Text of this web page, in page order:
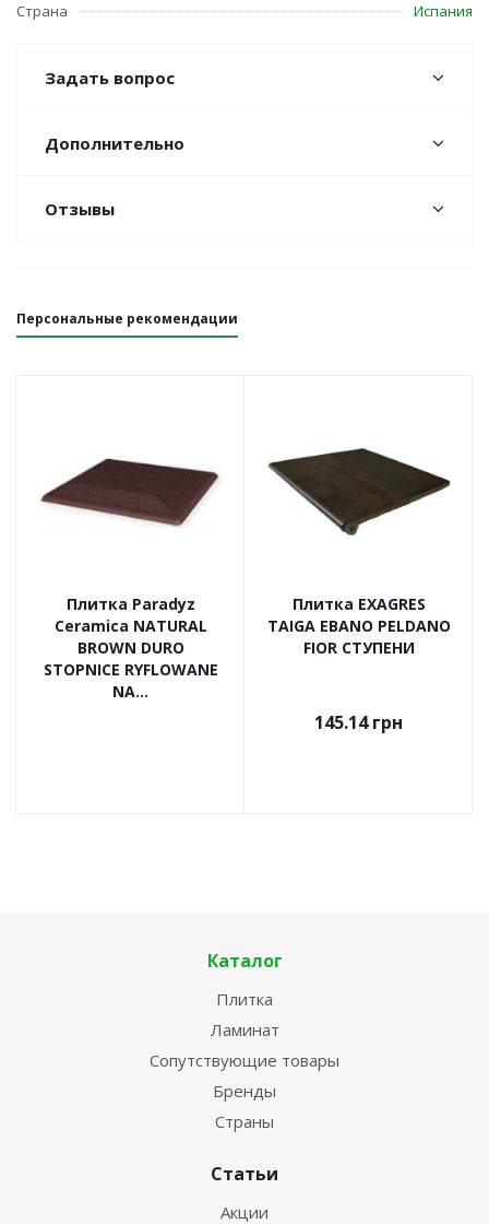
Страна
Испания
Задать вопрос
Дополнительно
Отзывы
Персональные рекомендации
Плитка Paradyz
Ceramica NATURAL
BROWN DURO
STOPNICE RYFLOWANE
NA...
Плитка EXAGRES
TAIGA EBANO PELDANO
FIOR СТУПЕНИ
145.14грн
Каталог
Плитка
Ламинат
Сопутствующие товары
Бренды
Страны
Статьи
Акции